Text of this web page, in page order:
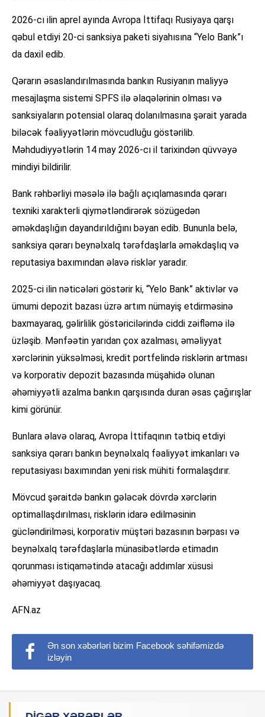
2026-cı ilin aprel ayında Avropa İttifaqı Rusiyaya qarşı
qəbul etdiyi 20-ci sanksiya paketi siyahısına “Yelo Bank”ı
da daxil edib.
Qərarın əsaslandırılmasında bankın Rusiyanın maliyyə
mesajlaşma sistemi SPFS ilə əlaqələrinin olması və
sanksiyaların potensial olaraq dolanılmasına şərait yarada
biləcək fəaliyyətlərin mövcudluğu göstərilib.
Məhdudiyyətlərin 14 may 2026-cı il tarixindən qüvvəyə
mindiyi bildirilir.
Bank rəhbərliyi məsələ ilə bağlı açıqlamasında qərarı
texniki xarakterli qiymətləndirərək sözügedən
əməkdaşlığın dayandırıldığını bəyan edib. Bununla belə,
sanksiya qərarı beynəlxalq tərəfdaşlarla əməkdaşlıq və
reputasiya baxımından əlavə risklər yaradır.
2025-ci ilin nəticələri göstərir ki, “Yelo Bank” aktivlər və
ümumi depozit bazası üzrə artım nümayiş etdirməsinə
baxmayaraq, gəlirlilik göstəricilərində ciddi zəifləmə ilə
üzləşib. Mənfəətin yarıdan çox azalması, əməliyyat
xərclərinin yüksəlməsi, kredit portfelində risklərin artması
və korporativ depozit bazasında müşahidə olunan
əhəmiyyətli azalma bankın qarşısında duran əsas çağırışlar
kimi görünür.
Bunlara əlavə olaraq, Avropa İttifaqının tətbiq etdiyi
sanksiya qərarı bankın beynəlxalq fəaliyyət imkanları və
reputasiyası baxımından yeni risk mühiti formalaşdırır.
Mövcud şəraitdə bankın gələcək dövrdə xərclərin
optimallaşdırılması, risklərin idarə edilməsinin
gücləndirilməsi, korporativ müştəri bazasının bərpası və
beynəlxalq tərəfdaşlarla münasibətlərdə etimadın
qorunması istiqamətində atacağı addımlar xüsusi
əhəmiyyət daşıyacaq.
AFN.az
Ən son xəbərləri bizim Facebook səhifəmizdə
izləyin